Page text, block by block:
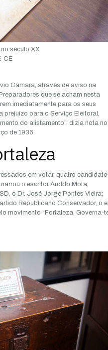
século XX
CE
Câmara, através de aviso na
que se acham nesta
imediatamente para os seus
prejuízo para o Serviço Eleitoral,
do alistamento”, dizia nota no
de 1936.
em votar, quatro
o escritor Aroldo Mota,
o Dr. José Jorge Pontes Vieira;
Republicano Conservador, o
movimento “Fortaleza, Governa-